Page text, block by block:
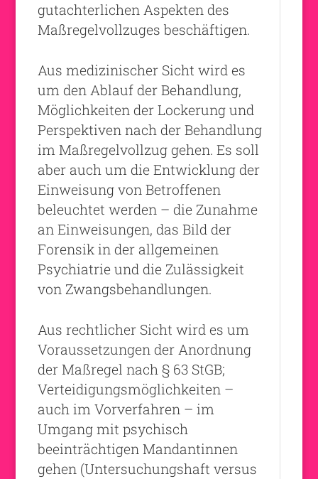
gutachterlichen Aspekten des
Maßregelvollzuges beschäftigen.
Aus medizinischer Sicht wird es
um den Ablauf der Behandlung,
Möglichkeiten der Lockerung und
Perspektiven nach der Behandlung
im Maßregelvollzug gehen. Es soll
aber auch um die Entwicklung der
Einweisung von Betroffenen
beleuchtet werden – die Zunahme
an Einweisungen, das Bild der
Forensik in der allgemeinen
Psychiatrie und die Zulässigkeit
von Zwangsbehandlungen.
Aus rechtlicher Sicht wird es um
Voraussetzungen der Anordnung
der Maßregel nach § 63 StGB;
Verteidigungsmöglichkeiten –
auch im Vorverfahren – im
Umgang mit psychisch
beeinträchtigen Mandantinnen
gehen (Untersuchungshaft versus